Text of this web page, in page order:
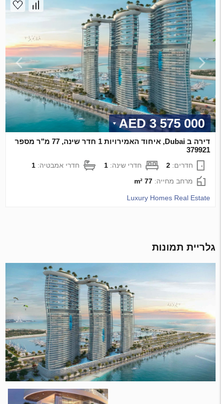
3 575 000 AED
דירה ב Dubai, איחוד האמירויות 1 חדר שינה, 77 מ"ר מספר
379921
חדרים:2 חדרי שינה:1 חדרי אמבטיה:1
מרחב מחייה:77 m²
Luxury Homes Real Estate
גלריית תמונות